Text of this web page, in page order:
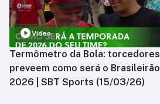
Vídeo
Termômetro da Bola: torcedores
preveem como será o Brasileirão
2026 | SBT Sports (15/03/26)